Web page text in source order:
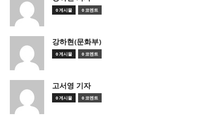
0 게시물 0 코멘트
강하현(문화부)
0 게시물 0 코멘트
고서영 기자
0 게시물 0 코멘트